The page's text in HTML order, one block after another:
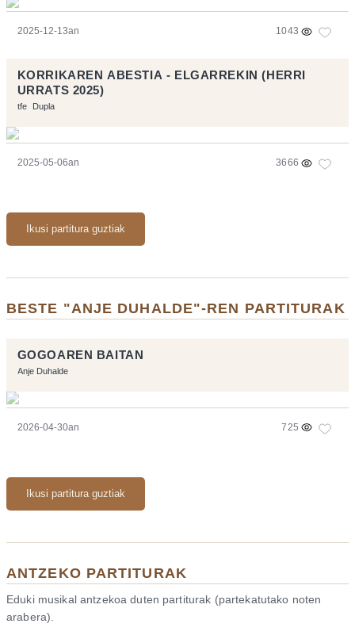
2025-12-13an 1043
KORRIKAREN ABESTIA - ELGARREKIN (HERRI
URRATS 2025)
tfe Dupla
2025-05-06an 3666
Ikusi partitura guztiak
BESTE "ANJE DUHALDE"-REN PARTITURAK
GOGOAREN BAITAN
Anje Duhalde
2026-04-30an 725
Ikusi partitura guztiak
ANTZEKO PARTITURAK
Eduki musikal antzekoa duten partiturak (partekatutako noten
arabera).